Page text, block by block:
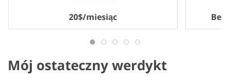
20$/miesiąc
Mój ostateczny werdykt